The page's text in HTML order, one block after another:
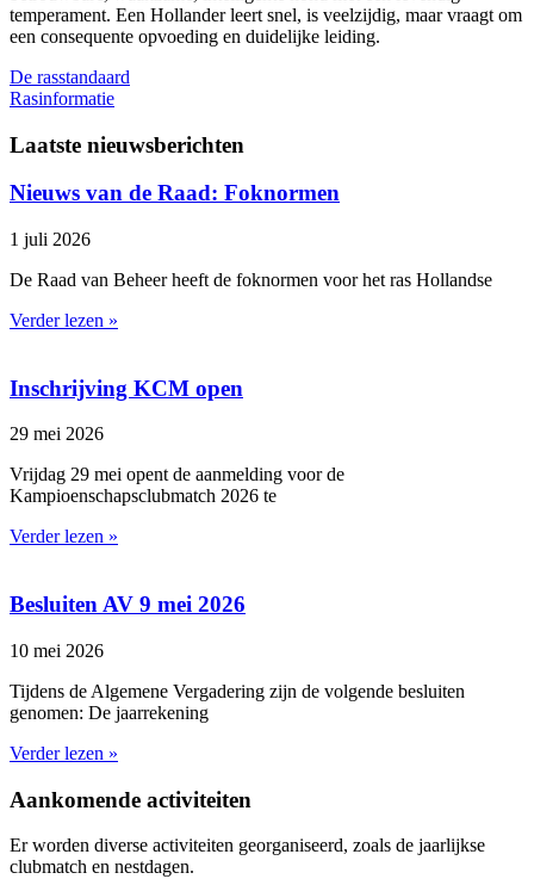
temperament. Een Hollander leert snel, is veelzijdig, maar vraagt om
een consequente opvoeding en duidelijke leiding.
De rasstandaard
Rasinformatie
Laatste nieuwsberichten
Nieuws van de Raad: Foknormen
1 juli 2026
De Raad van Beheer heeft de foknormen voor het ras Hollandse
Verder lezen »
Inschrijving KCM open
29 mei 2026
Vrijdag 29 mei opent de aanmelding voor de
Kampioenschapsclubmatch 2026 te
Verder lezen »
Besluiten AV 9 mei 2026
10 mei 2026
Tijdens de Algemene Vergadering zijn de volgende besluiten
genomen: De jaarrekening
Verder lezen »
Aankomende activiteiten
Er worden diverse activiteiten georganiseerd, zoals de jaarlijkse
clubmatch en nestdagen.